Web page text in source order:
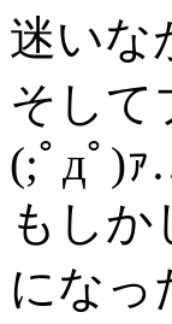
迷いな
そして
(;ﾟдﾟ)
もし
になっ